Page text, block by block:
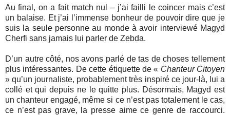
Au final, on a fait match nul – j’ai failli le coincer mais c’est
un balaise. Et j’ai l’immense bonheur de pouvoir dire que je
suis la seule personne au monde à avoir interviewé Magyd
Cherfi sans jamais lui parler de Zebda.
D’un autre côté, nos avons parlé de tas de choses tellement
plus intéressantes. De cette étiquette de « Chanteur Citoyen
» qu’un journaliste, probablement très inspiré ce jour-là, lui a
collé et qui depuis ne le quitte plus. Désormais, Magyd est
un chanteur engagé, même si ce n’est pas totalement le cas,
ce n’est pas grave, la presse aime ce genre de raccourci.